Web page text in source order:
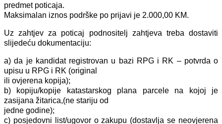
predmet poticaja.
Maksimalan iznos podrške po prijavi je 2.000,00 KM.
Uz zahtjev za poticaj podnositelj zahtjeva treba dostaviti
slijedeću dokumentaciju:
a) da je kandidat registrovan u bazi RPG i RK – potvrda o
upisu u RPG i RK (original
ili ovjerena kopija);
b) kopiju/kopije katastarskog plana parcele na kojoj je
zasijana žitarica,(ne stariju od
jedne godine);
c) posjedovni list/ugovor o zakupu (dostavlja se neovjerena